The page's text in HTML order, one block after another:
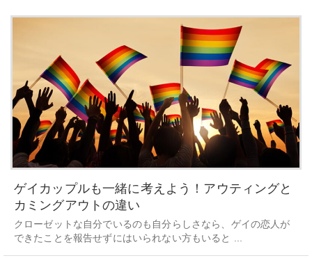
ゲイカップルも一緒に考えよう！アウティングと
カミングアウトの違い
クローゼットな自分でいるのも自分らしさなら、ゲイの恋人が
できたことを報告せずにはいられない方もいると ...